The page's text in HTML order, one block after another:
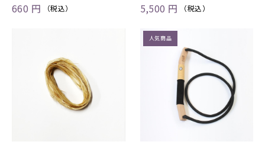
660 円
（税込） 5,500 円 （税込）
人気商品